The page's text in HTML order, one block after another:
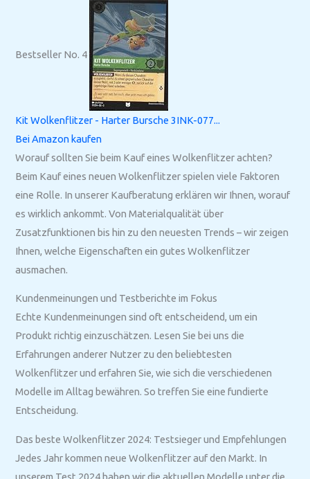
Bestseller No. 4
Kit Wolkenflitzer - Harter Bursche 3INK-077...
Bei Amazon kaufen
Worauf sollten Sie beim Kauf eines Wolkenflitzer achten?
Beim Kauf eines neuen Wolkenflitzer spielen viele Faktoren
eine Rolle. In unserer Kaufberatung erklären wir Ihnen, worauf
es wirklich ankommt. Von Materialqualität über
Zusatzfunktionen bis hin zu den neuesten Trends – wir zeigen
Ihnen, welche Eigenschaften ein gutes Wolkenflitzer
ausmachen.
Kundenmeinungen und Testberichte im Fokus
Echte Kundenmeinungen sind oft entscheidend, um ein
Produkt richtig einzuschätzen. Lesen Sie bei uns die
Erfahrungen anderer Nutzer zu den beliebtesten
Wolkenflitzer und erfahren Sie, wie sich die verschiedenen
Modelle im Alltag bewähren. So treffen Sie eine fundierte
Entscheidung.
Das beste Wolkenflitzer 2024: Testsieger und Empfehlungen
Jedes Jahr kommen neue Wolkenflitzer auf den Markt. In
unserem Test 2024 haben wir die aktuellen Modelle unter die